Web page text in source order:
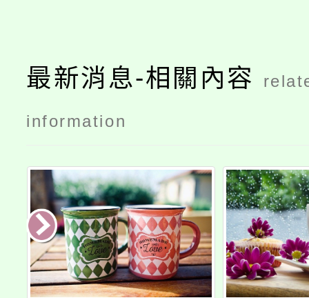
最新消息-相關內容
information